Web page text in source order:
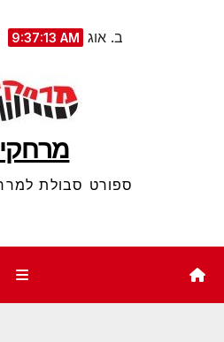
ב. אוג 10th, 2026 9:37:14 AM
ספורט סבולת